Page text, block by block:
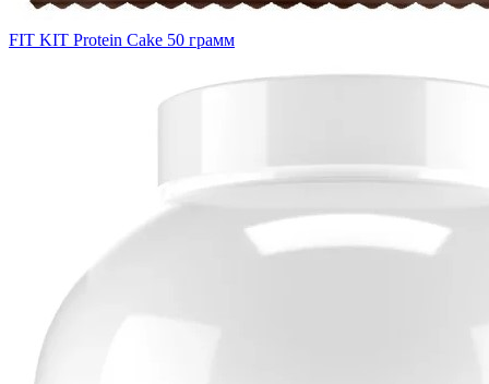
FIT KIT Protein Cake 50 грамм